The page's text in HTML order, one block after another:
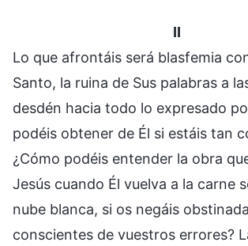
II
Lo que afrontáis será blasfemia
Santo, la ruina de Sus palabras a
desdén hacia todo lo expresado
podéis obtener de Él si estáis tan
¿Cómo podéis entender la obra
Jesús cuando Él vuelva a la carne
nube blanca, si os negáis
conscientes de vuestros errores?